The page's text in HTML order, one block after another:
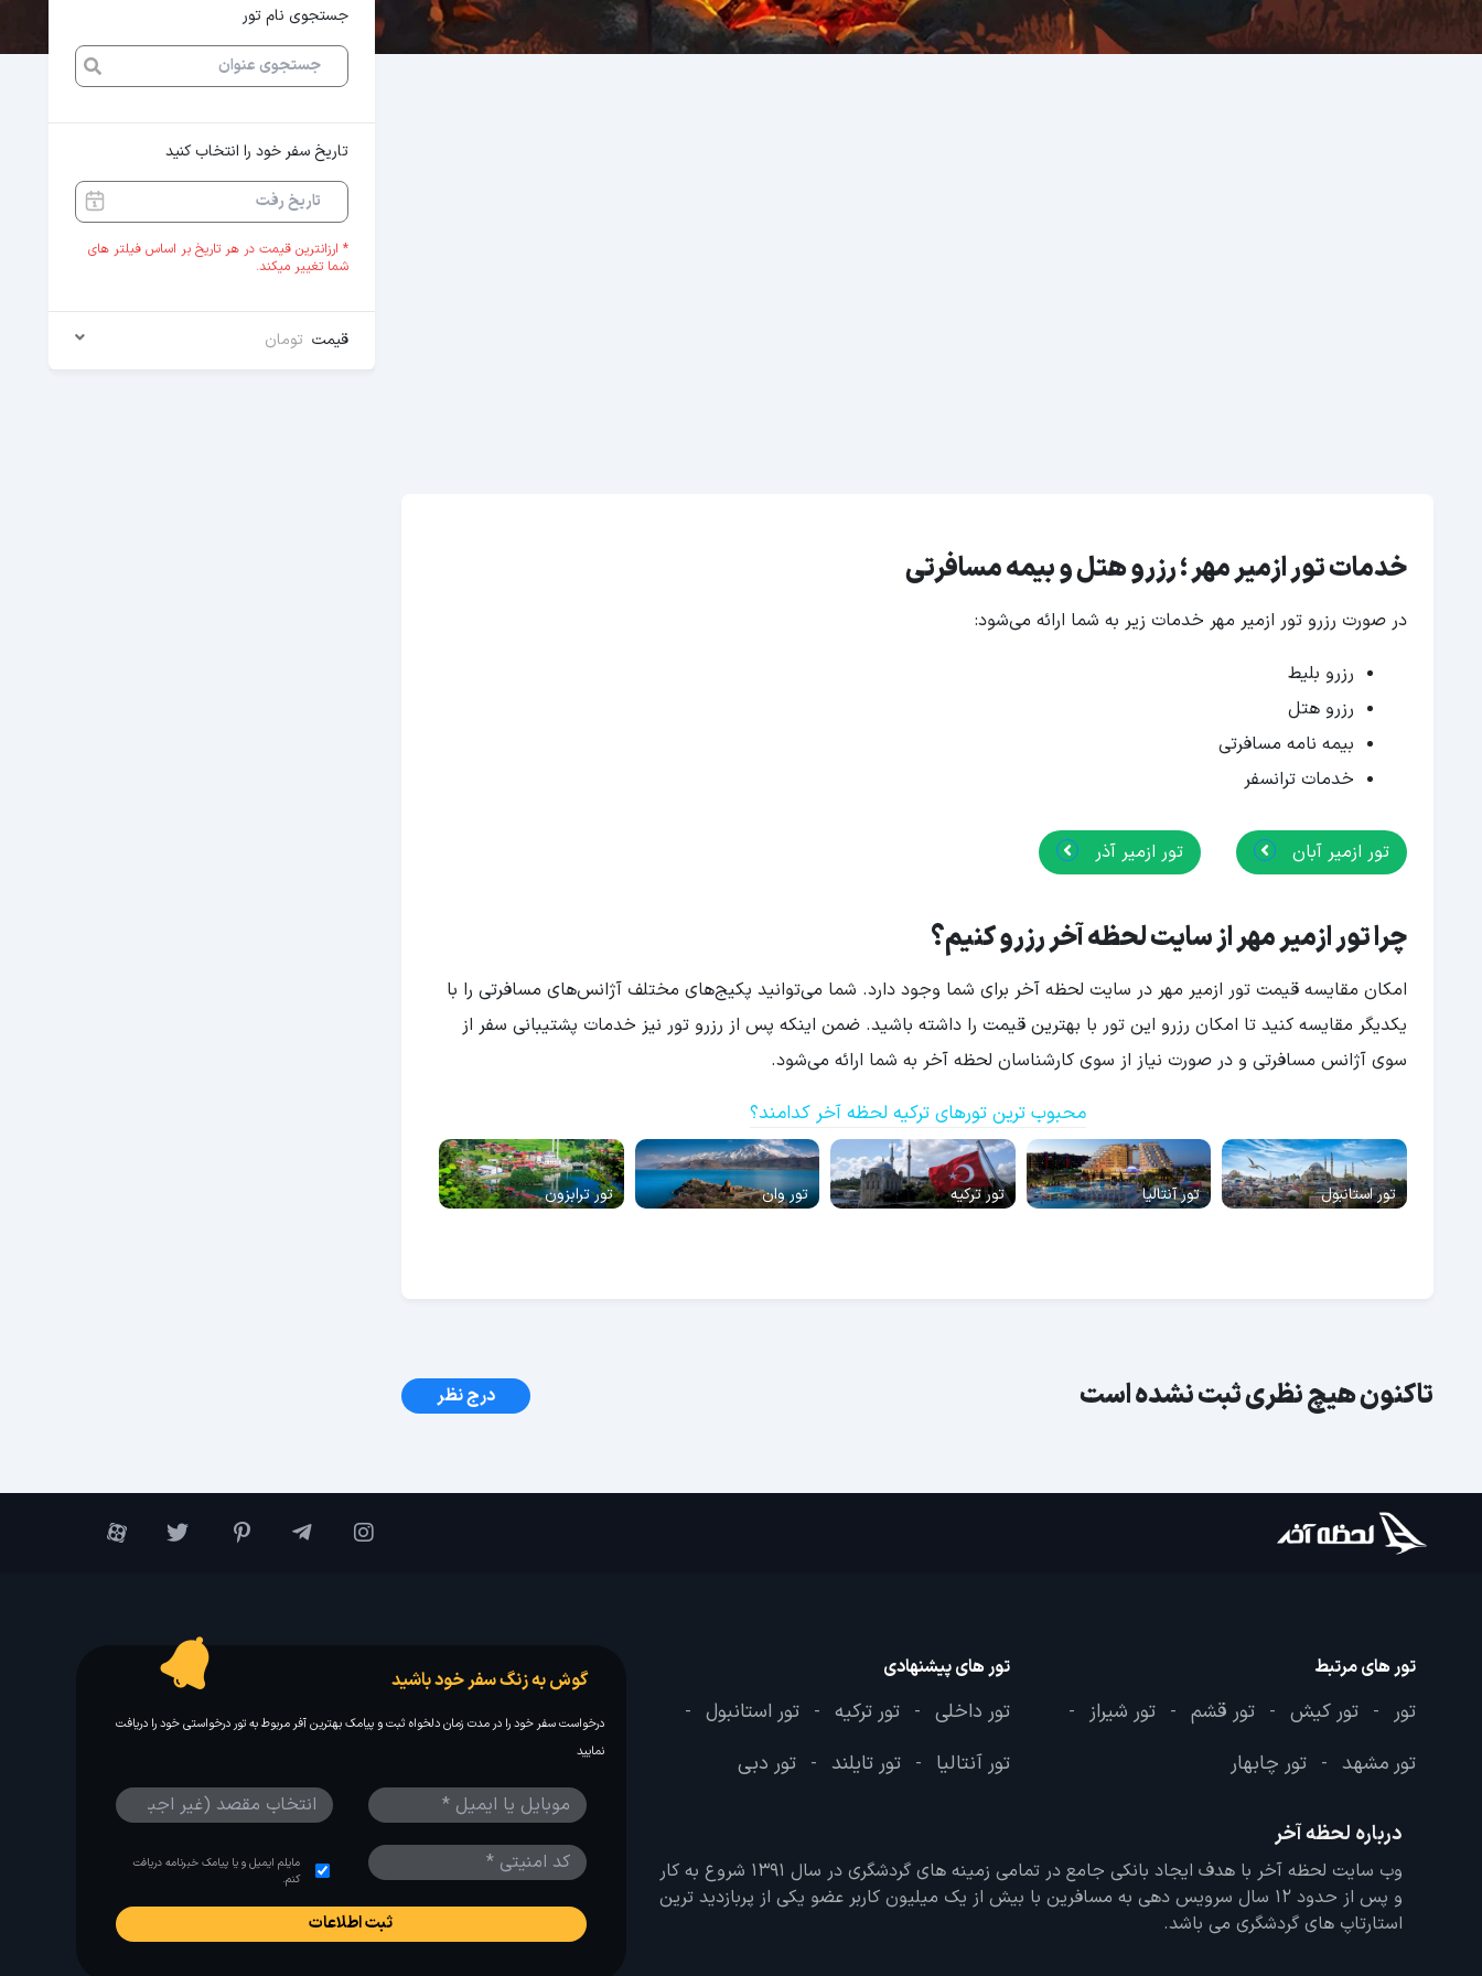
جستجوی نام تور
تاریخ سفر خود را انتخاب کنید
* ارزانترین قیمت در هر تاریخ بر اساس فیلتر های
شما تغییر میکند.
قیمت تومان
خدمات تور ازمیر مهر ؛ رزرو هتل و بیمه مسافرتی
در صورت رزرو تور ازمیر مهر خدمات زیر به شما ارائه می‌شود:
رزرو بلیط
رزرو هتل
بیمه نامه مسافرتی
خدمات ترانسفر
تور ازمیر آبان تور ازمیر آذر
چرا تور ازمیر مهر از سایت لحظه آخر رزرو کنیم؟
امکان مقایسه قیمت تور ازمیر مهر در سایت لحظه آخر برای شما وجود دارد. شما می‌توانید پکیج‌های مختلف آژانس‌های مسافرتی را با
یکدیگر مقایسه کنید تا امکان رزرو این تور با بهترین قیمت را داشته باشید. ضمن اینکه پس از رزرو تور نیز خدمات پشتیبانی سفر از
سوی آژانس مسافرتی و در صورت نیاز از سوی کارشناسان لحظه آخر به شما ارائه می‌شود.
محبوب ترین تورهای ترکیه لحظه آخر کدامند؟
تور استانبول تور آنتالیا تور ترکیه تور وان تور ترابزون
تاکنون هیچ نظری ثبت نشده است درج نظر
تور های مرتبط
تور - تور کیش - تور قشم - تور شیراز -
تور مشهد - تور چابهار
تور های پیشنهادی
تور داخلی - تور ترکیه - تور استانبول -
تور آنتالیا - تور تایلند - تور دبی
درباره لحظه آخر
وب سایت لحظه آخر با هدف ایجاد بانکی جامع در تمامی زمینه های گردشگری در سال 1391 شروع به کار
و پس از حدود 12 سال سرویس دهی به مسافرین با بیش از یک میلیون کاربر عضو یکی از پربازدید ترین
استارتاپ های گردشگری می باشد.
گوش به زنگ سفر خود باشید
درخواست سفر خود را در مدت زمان دلخواه ثبت و پیامک بهترین آفر مربوط به تور درخواستی خود را دریافت
نمایید
مایلم ایمیل و یا پیامک خبرنامه دریافت
کنم.